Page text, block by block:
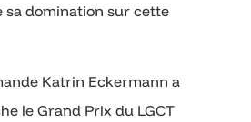
sa domination sur cette
Katrin Eckermann a
le Grand Prix du LGCT